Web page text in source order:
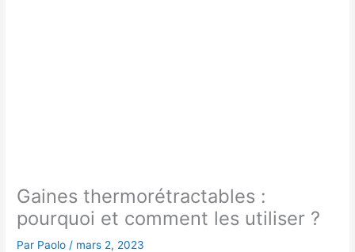
Gaines thermorétractables :
pourquoi et comment les utiliser ?
Par Paolo / mars 2, 2023